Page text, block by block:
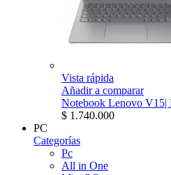
Vista rápida
Añadir a comparar
Notebook Lenovo V15|
$ 1.740.000
PC
Categorías
Pc
All in One